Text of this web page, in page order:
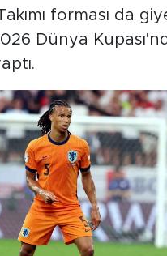
forması da
Dünya